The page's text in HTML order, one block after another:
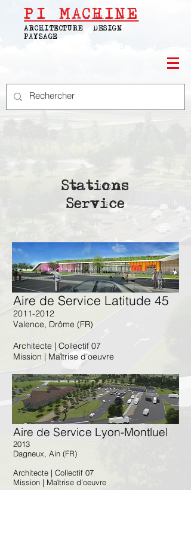
PIMACHINE
ARCHITECTURE | DESIGN |
PAYSAGE
Stations
Service
Aire de Service Latitude 45
2011-2012
Valence, Drôme (FR)
Architecte | Collectif 07
Mission | Maîtrise d’oeuvre
Aire de Service Lyon-Montluel
2013
Dagneux, Ain (FR)
Architecte | Collectif 07
Mission | Maîtrise d’oeuvre